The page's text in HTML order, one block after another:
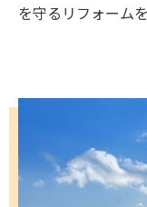
を守るリフォーム